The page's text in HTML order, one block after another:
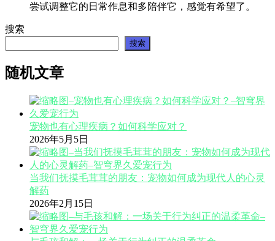
尝试调整它的日常作息和多陪伴它，感觉有希望了。
搜索
搜索
随机文章
宠物也有心理疾病？如何科学应对？
2026年5月5日
当我们抚摸毛茸茸的朋友：宠物如何成为现代人的心灵
解药
2026年2月15日